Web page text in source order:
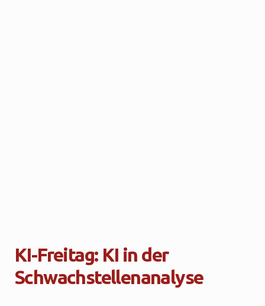
KI-Freitag: KI in der
Schwachstellenanalyse